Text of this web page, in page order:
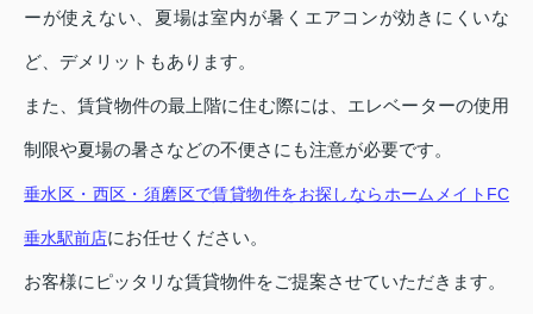
ーが使えない、夏場は室内が暑くエアコンが効きにくいな
ど、デメリットもあります。
また、賃貸物件の最上階に住む際には、エレベーターの使用
制限や夏場の暑さなどの不便さにも注意が必要です。
垂水区・西区・須磨区で賃貸物件をお探しならホームメイトFC
垂水駅前店にお任せください。
お客様にピッタリな賃貸物件をご提案させていただきます。